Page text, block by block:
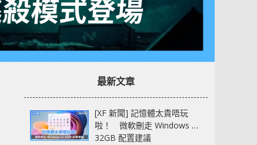
最新文章
[XF 新聞] 記憶體太貴唔玩
啦！ 微軟刪走 Windows 11
32GB 配置建議